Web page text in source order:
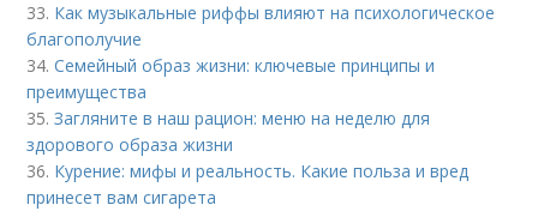
33. Как музыкальные риффы влияют на психологическое
благополучие
34.Семейный образ жизни: ключевые принципы и
преимущества
35.Загляните в наш рацион: меню на неделю для
здорового образа жизни
36. Курение: мифы и реальность. Какие польза и вред
принесет вам сигарета